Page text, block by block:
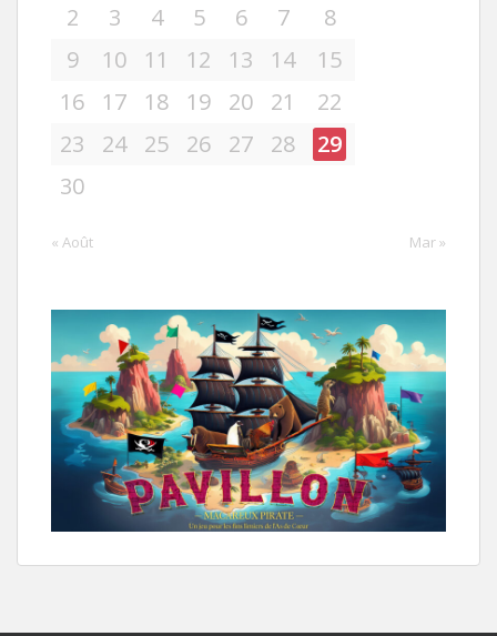
2
3 4 5 6 7
8
9
10 11 12 13 14
15
16
17 18 19 20 21
22
23
24 25 26 27 28
29
30
« Août Mar »